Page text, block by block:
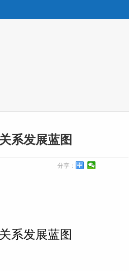
系发展蓝图
分享：
系发展蓝图